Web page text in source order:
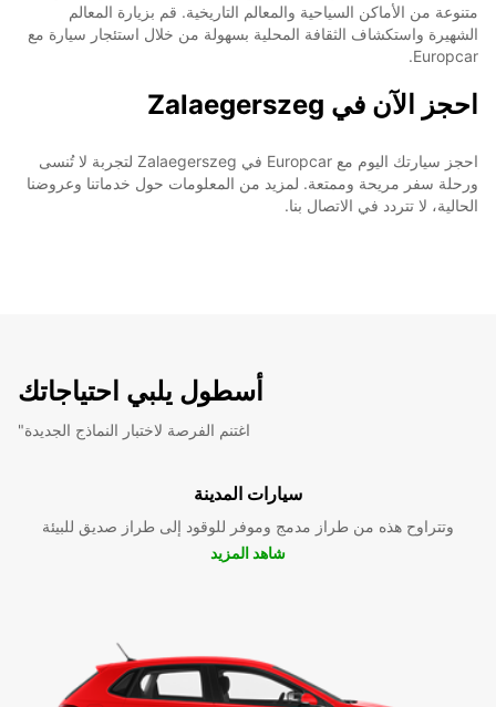
متنوعة من الأماكن السياحية والمعالم التاريخية. قم بزيارة المعالم
الشهيرة واستكشاف الثقافة المحلية بسهولة من خلال استئجار سيارة مع
Europcar.
احجز الآن في Zalaegerszeg
احجز سيارتك اليوم مع Europcar في Zalaegerszeg لتجربة لا تُنسى
ورحلة سفر مريحة وممتعة. لمزيد من المعلومات حول خدماتنا وعروضنا
الحالية، لا تتردد في الاتصال بنا.
أسطول يلبي احتياجاتك
"اغتنم الفرصة لاختبار النماذج الجديدة
سيارات المدينة
وتتراوح هذه من طراز مدمج وموفر للوقود إلى طراز صديق للبيئة
شاهد المزيد